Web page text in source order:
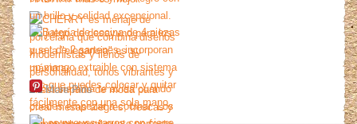
More Pins